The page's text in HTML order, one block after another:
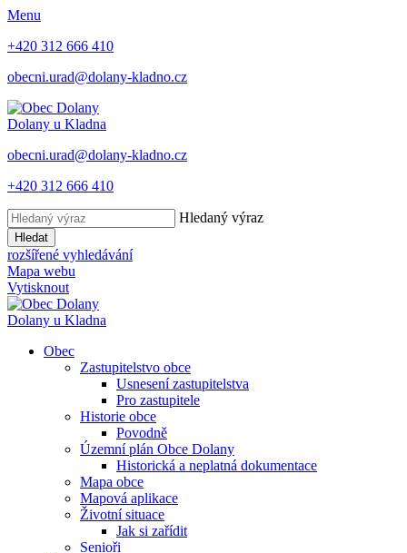
Menu
+420 312 666 410
obecni.urad@dolany-kladno.cz
Dolany u Kladna
obecni.urad@dolany-kladno.cz
+420 312 666 410
Hledaný výraz
Hledat
rozšířené vyhledávání
Mapa webu
Vytisknout
Dolany u Kladna
Obec
Zastupitelstvo obce
Usnesení zastupitelstva
Pro zastupitele
Historie obce
Povodně
Územní plán Obce Dolany
Historická a neplatná dokumentace
Mapa obce
Mapová aplikace
Životní situace
Jak si zařídit
Senioři